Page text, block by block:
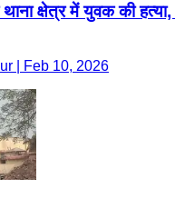
थाना क्षेत्र में युवक की
| Feb 10, 2026